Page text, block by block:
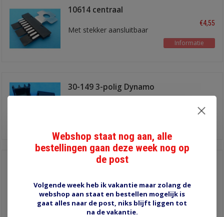
10614 centraal
Met stekker aansluitbaar
€4,55
Informatie
30-149 3-polig Dynamo
stekker
OBD stekker 16P
voor male kontakten
Informatie
Webshop staat nog aan, alle
bestellingen gaan deze week nog op
de post
Volgende week heb ik vakantie maar zolang de
webshop aan staat en bestellen mogelijk is
gaat alles naar de post, niks blijft liggen tot
na de vakantie.